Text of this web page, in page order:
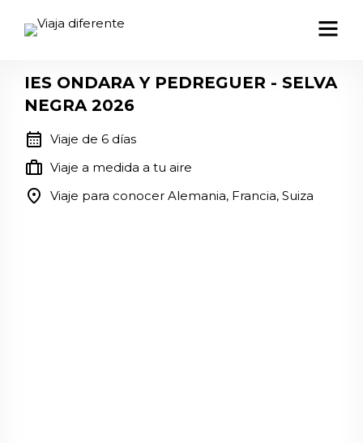
IES ONDARA Y PEDREGUER - SELVA
NEGRA 2026
calendar_month Viaje de 6 días
trip Viaje a medida a tu aire
location_on Viaje para conocer Alemania, Francia, Suiza